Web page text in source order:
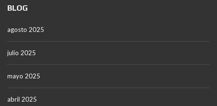
BLOG
agosto 2025
julio 2025
mayo 2025
abril 2025